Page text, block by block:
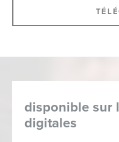
disponible sur
digitales